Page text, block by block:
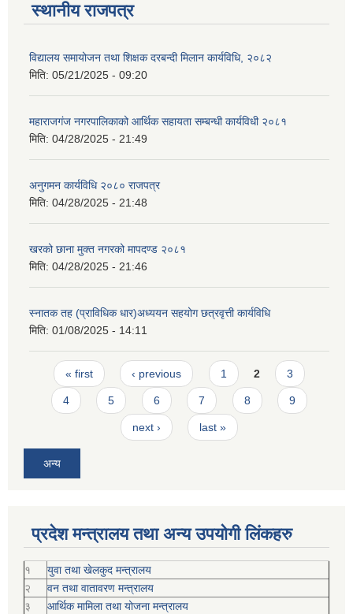
स्थानीय राजपत्र
विद्यालय समायोजन तथा शिक्षक दरबन्दी मिलान कार्यविधि, २०८२
मिति: 05/21/2025 - 09:20
महाराजगंज नगरपालिकाको आर्थिक सहायता सम्बन्धी कार्यविधी २०८१
मिति: 04/28/2025 - 21:49
अनुगमन कार्यविधि २०८० राजपत्र
मिति: 04/28/2025 - 21:48
खरको छाना मुक्त नगरको मापदण्ड २०८१
मिति: 04/28/2025 - 21:46
स्नातक तह (प्राविधिक धार)अध्ययन सहयोग छत्रवृत्ती कार्यविधि
मिति: 01/08/2025 - 14:11
Pages
« first ‹ previous 1 2 3
4 5 6 7 8 9
next › last »
अन्य
प्रदेश मन्त्रालय तथा अन्य उपयोगी लिंकहरु
१
युवा तथा खेलकुद मन्त्रालय
२
वन तथा वातावरण मन्त्रालय
३
आर्थिक मामिला तथा योजना मन्त्रालय